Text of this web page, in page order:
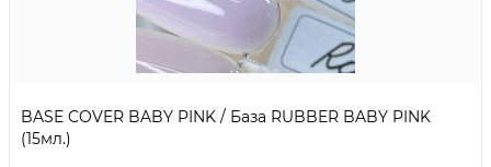
BASE COVER BABY PINK / База RUBBER BABY PINK
(15мл.)